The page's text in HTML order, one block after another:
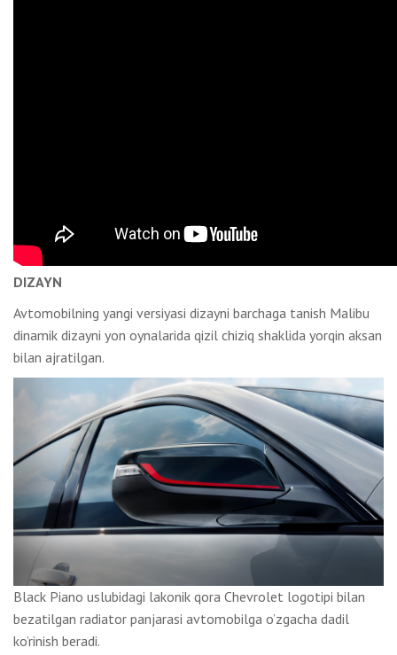
DIZAYN
Avtomobilning yangi versiyasi dizayni barchaga tanish Malibu
dinamik dizayni yon oynalarida qizil chiziq shaklida yorqin aksan
bilan ajratilgan.
Black Piano uslubidagi lakonik qora Chevrolet logotipi bilan
bezatilgan radiator panjarasi avtomobilga o’zgacha dadil
ko’rinish beradi.